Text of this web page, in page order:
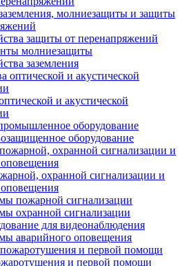
молниезащиты и защиты
защиты от перенапряжений
молниезащиты
заземления
и акустической
оборудование
оборудование
охранной сигнализации и
пожарной сигнализации
охранной сигнализации
для видеонаблюдения
аварийного оповещения
и первой помощи